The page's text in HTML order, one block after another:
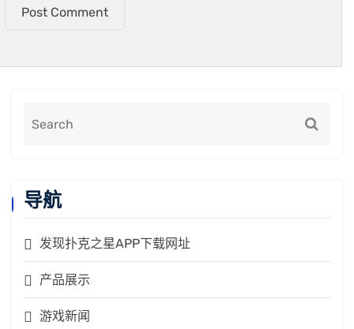
Post Comment
导航
发现扑克之星APP下载网址
产品展示
游戏新闻